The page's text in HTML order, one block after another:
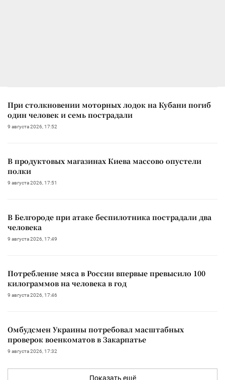
При столкновении моторных лодок на Кубани погиб
один человек и семь пострадали
9 августа 2026, 17:52
В продуктовых магазинах Киева массово опустели
полки
9 августа 2026, 17:51
В Белгороде при атаке беспилотника пострадали два
человека
9 августа 2026, 17:49
Потребление мяса в России впервые превысило 100
килограммов на человека в год
9 августа 2026, 17:46
Омбудсмен Украины потребовал масштабных
проверок военкоматов в Закарпатье
9 августа 2026, 17:32
Показать ещё